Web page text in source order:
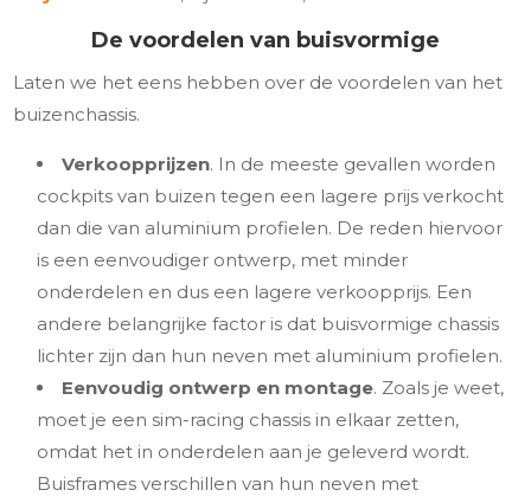
De voordelen van buisvormige
Laten we het eens hebben over de voordelen van het
buizenchassis.
Verkoopprijzen. In de meeste gevallen worden
cockpits van buizen tegen een lagere prijs verkocht
dan die van aluminium profielen. De reden hiervoor
is een eenvoudiger ontwerp, met minder
onderdelen en dus een lagere verkoopprijs. Een
andere belangrijke factor is dat buisvormige chassis
lichter zijn dan hun neven met aluminium profielen.
Eenvoudig ontwerp en montage. Zoals je weet,
moet je een sim-racing chassis in elkaar zetten,
omdat het in onderdelen aan je geleverd wordt.
Buisframes verschillen van hun neven met